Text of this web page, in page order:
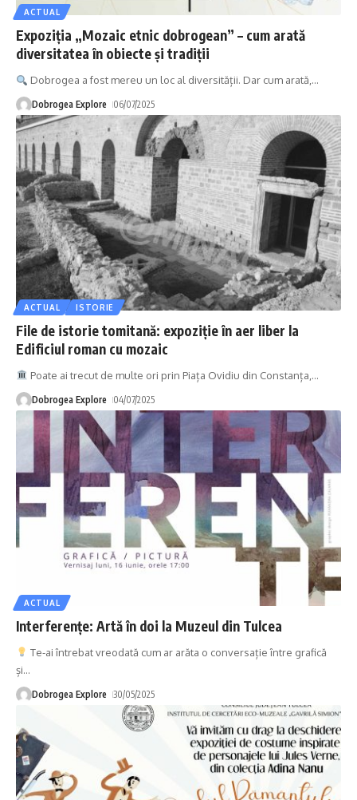
ACTUAL
Expoziția „Mozaic etnic dobrogean” – cum arată
diversitatea în obiecte și tradiții
Dobrogea a fost mereu un loc al diversității. Dar cum arată,…
Dobrogea Explore 06/07/2025
ACTUAL ISTORIE
File de istorie tomitană: expoziție în aer liber la
Edificiul roman cu mozaic
Poate ai trecut de multe ori prin Piața Ovidiu din Constanța, …
Dobrogea Explore 04/07/2025
ACTUAL
Interferențe: Artă în doi la Muzeul din Tulcea
Te-ai întrebat vreodată cum ar arăta o conversație între grafică
și…
Dobrogea Explore 30/05/2025